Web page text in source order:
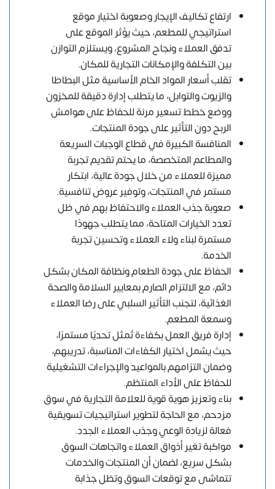
ارتفاع تكاليف الإيجار وصعوبة اختيار موقع
استراتيجي للمطعم، حيث يؤثر الموقع على
تدفق العملاء ونجاح المشروع، ويستلزم التوازن
بين التكلفة والإمكانات التجارية للمكان.
تقلب أسعار المواد الخام الأساسية مثل البطاطا
والزيوت والتوابل، ما يتطلب إدارة دقيقة للمخزون
ووضع خطط تسعير مرنة للحفاظ على هوامش
الربح دون التأثير على جودة المنتجات.
المنافسة الكبيرة في قطاع الوجبات السريعة
والمطاعم المتخصصة، ما يحتم تقديم تجربة
مميزة للعملاء من خلال جودة عالية، ابتكار
مستمر في المنتجات، وتوفير عروض تنافسية.
صعوبة جذب العملاء والاحتفاظ بهم في ظل
تعدد الخيارات المتاحة، مما يتطلب جهودًا
مستمرة لبناء ولاء العملاء وتحسين تجربة
الخدمة.
الحفاظ على جودة الطعام ونظافة المكان بشكل
دائم، مع الالتزام الصارم بمعايير السلامة والصحة
الغذائية، لتجنب التأثير السلبي على رضا العملاء
وسمعة المطعم.
إدارة فريق العمل بكفاءة تُمثل تحديًا مستمرًا،
حيث يشمل اختيار الكفاءات المناسبة، تدريبهم،
وضمان التزامهم بالمواعيد والإجراءات التشغيلية
للحفاظ على الأداء المنتظم.
بناء وتعزيز هوية قوية للعلامة التجارية في سوق
مزدحم، مع الحاجة لتطوير استراتيجيات تسويقية
فعالة لزيادة الوعي وجذب العملاء الجدد.
مواكبة تغير أذواق العملاء واتجاهات السوق
بشكل سريع، لضمان أن المنتجات والخدمات
تتماشى مع توقعات السوق وتظل جذابة